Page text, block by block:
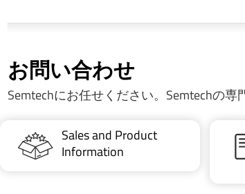
お問い合わせ
Semtechにお任せください。Semtechの専
Sales and Product
Information